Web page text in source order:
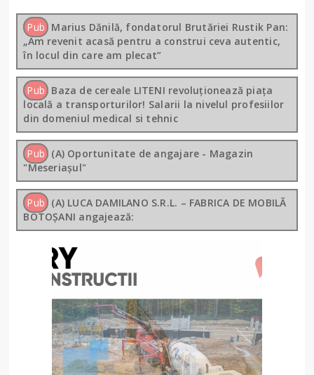
Pub Marius Dănilă, fondatorul Brutăriei Rustik Pan:
„Am revenit acasă pentru a construi ceva autentic,
în locul din care am plecat”
Pub Baza de cereale LITENI revoluționează piața
locală a transporturilor! Salarii la nivelul profesiilor
din domeniul medical si tehnic
Pub (A) Oportunitate de angajare - Magazin
"Meseriașul"
Pub (A) LUCA DAMILANO S.R.L. – FABRICA DE MOBILĂ
BOTOȘANI angajează: